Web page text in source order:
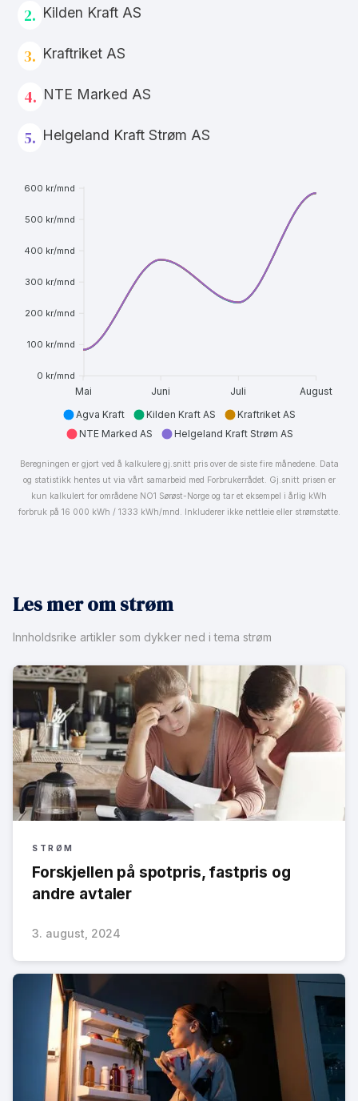
2. Kilden Kraft AS
3. Kraftriket AS
4. NTE Marked AS
5. Helgeland Kraft Strøm AS
600 kr/mnd
500 kr/mnd
400 kr/mnd
300 kr/mnd
200 kr/mnd
100 kr/mnd
0 kr/mnd
Mai Juni Juli August
Agva Kraft Kilden Kraft AS
Kraftriket AS
NTE Marked AS
Helgeland Kraft Strøm AS
Beregningen er gjort ved å kalkulere gj.snitt pris over de siste fire månedene. Data
og statistikk hentes ut via vårt samarbeid med Forbrukerrådet. Gj.snitt prisen er
kun kalkulert for områdene NO1 Sørøst-Norge og tar et eksempel i årlig kWh
forbruk på 16 000 kWh / 1333 kWh/mnd. Inkluderer ikke nettleie eller strømstøtte.
Les mer om strøm
Innholdsrike artikler som dykker ned i tema strøm
STRØM
Forskjellen på spotpris, fastpris og
andre avtaler
3. august, 2024